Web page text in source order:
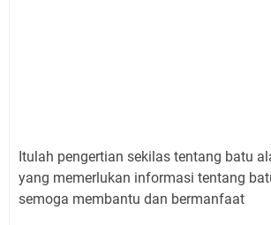
Itulah pengertian sekilas tentang batu
yang memerlukan informasi tentang
semoga membantu dan bermanfaat